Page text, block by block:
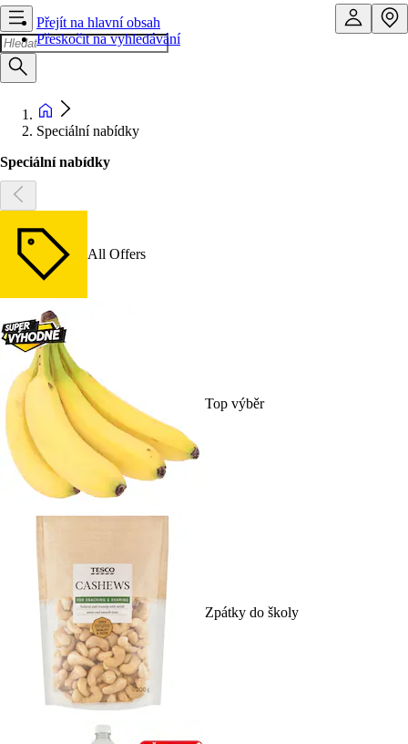
Přejít na hlavní obsah
Přeskočit na vyhledávání
Speciální nabídky
Speciální nabídky
All Offers
Top výběr
Zpátky do školy